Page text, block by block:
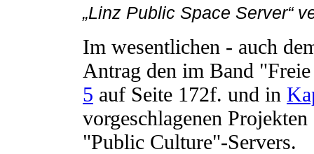
„Linz Public Space Server“
Im wesentlichen - auch
Antrag den im Band
5 auf Seite 172f. und in
vorgeschlagenen
"Public Culture"-Servers.